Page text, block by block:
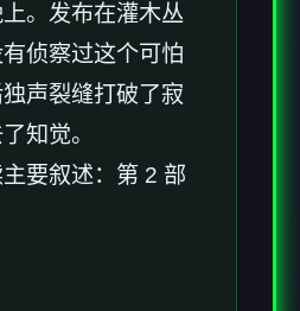
。发布在灌木丛
侦察过这个可怕
声裂缝打破了寂
知觉。
要叙述：第 2 部